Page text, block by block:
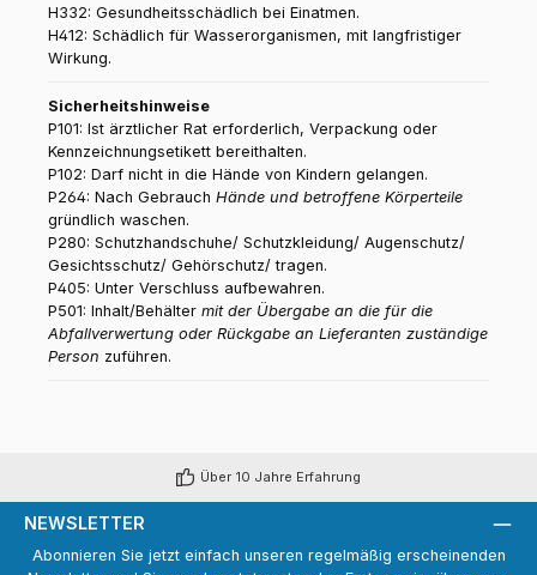
H332: Gesundheitsschädlich bei Einatmen.
H412: Schädlich für Wasserorganismen, mit langfristiger
Wirkung.
Sicherheitshinweise
P101: Ist ärztlicher Rat erforderlich, Verpackung oder
Kennzeichnungsetikett bereithalten.
P102: Darf nicht in die Hände von Kindern gelangen.
P264: Nach Gebrauch Hände und betroffene Körperteile
gründlich waschen.
P280: Schutzhandschuhe/ Schutzkleidung/ Augenschutz/
Gesichtsschutz/ Gehörschutz/ tragen.
P405: Unter Verschluss aufbewahren.
P501: Inhalt/Behälter mit der Übergabe an die für die
Abfallverwertung oder Rückgabe an Lieferanten zuständige
Person zuführen.
Über 10 Jahre Erfahrung
NEWSLETTER
Abonnieren Sie jetzt einfach unseren regelmäßig erscheinenden